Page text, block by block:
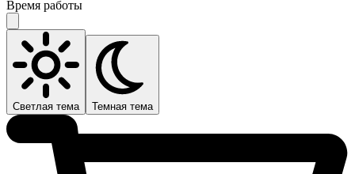
Время работы
Светлая тема Темная тема